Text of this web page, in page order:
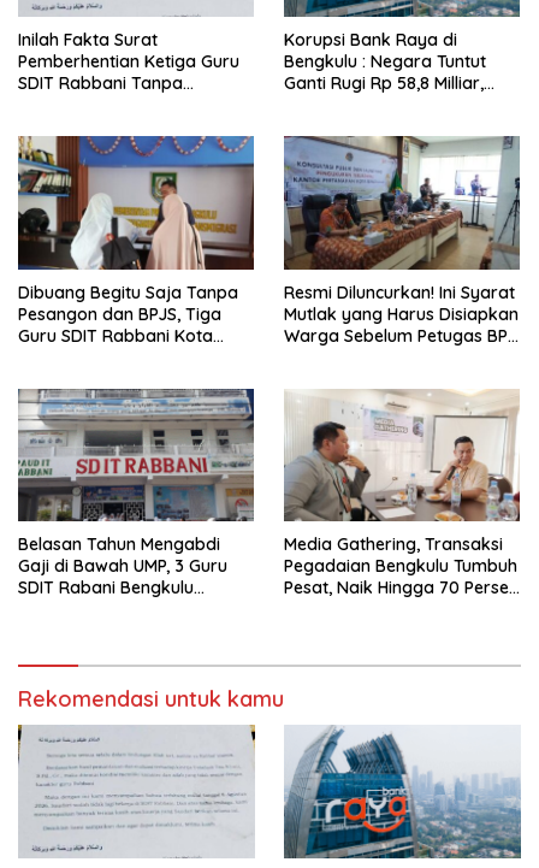
Inilah Fakta Surat
Pemberhentian Ketiga Guru
SDIT Rabbani Tanpa
Korupsi Bank Raya di
Bengkulu : Negara Tuntut
Ganti Rugi Rp 58,8 Milliar,
Dibuang Begitu Saja Tanpa
Pesangon dan BPJS, Tiga
Guru SDIT Rabbani Kota
Resmi Diluncurkan! Ini Syarat
Mutlak yang Harus Disiapkan
Warga Sebelum Petugas BPN
Belasan Tahun Mengabdi
Gaji di Bawah UMP, 3 Guru
SDIT Rabani Bengkulu
Media Gathering, Transaksi
Pegadaian Bengkulu Tumbuh
Pesat, Naik Hingga 70 Persen
Rekomendasi untuk kamu